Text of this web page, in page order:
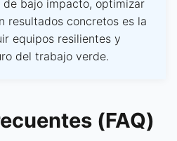
bajo impacto, optimizar
resultados concretos es la
equipos resilientes y
del trabajo verde.
(FAQ)